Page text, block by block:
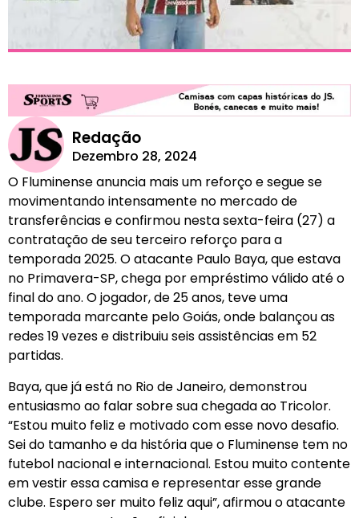
Redação
Dezembro 28, 2024
O Fluminense anuncia mais um reforço e segue se
movimentando intensamente no mercado de
transferências e confirmou nesta sexta-feira (27) a
contratação de seu terceiro reforço para a
temporada 2025. O atacante Paulo Baya, que estava
no Primavera-SP, chega por empréstimo válido até o
final do ano. O jogador, de 25 anos, teve uma
temporada marcante pelo Goiás, onde balançou as
redes 19 vezes e distribuiu seis assistências em 52
partidas.
Baya, que já está no Rio de Janeiro, demonstrou
entusiasmo ao falar sobre sua chegada ao Tricolor.
“Estou muito feliz e motivado com esse novo desafio.
Sei do tamanho e da história que o Fluminense tem no
futebol nacional e internacional. Estou muito contente
em vestir essa camisa e representar esse grande
clube. Espero ser muito feliz aqui”, afirmou o atacante